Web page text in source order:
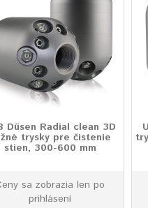
Düsen Radial clean 3D
trysky pre čistenie
stien, 300-600 mm
sa zobrazia len po
prihlásení